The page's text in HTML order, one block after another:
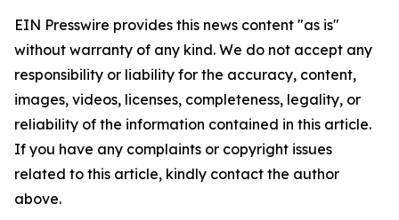
EIN Presswire provides this news content "as is"
without warranty of any kind. We do not accept any
responsibility or liability for the accuracy, content,
images, videos, licenses, completeness, legality, or
reliability of the information contained in this article.
If you have any complaints or copyright issues
related to this article, kindly contact the author
above.